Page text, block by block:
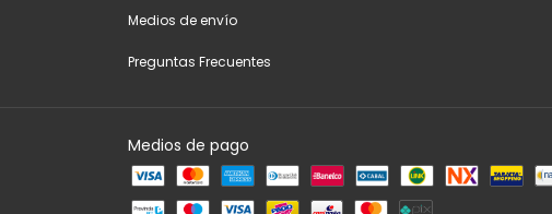
Medios de envío
Preguntas Frecuentes
Medios de pago